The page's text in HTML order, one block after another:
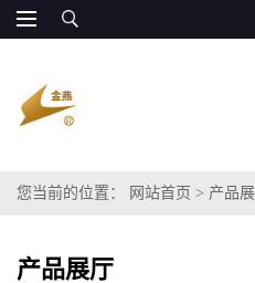
您当前的位置： 网站首页 > 产品
产品展厅